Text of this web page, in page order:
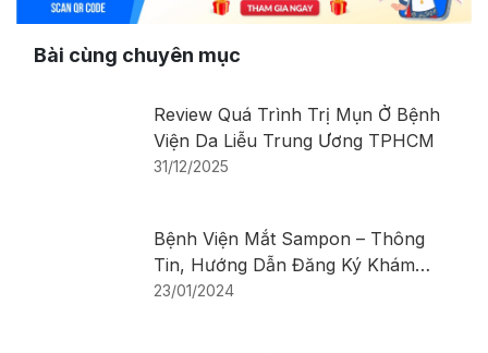
Bài cùng chuyên mục
Review Quá Trình Trị Mụn Ở Bệnh
Viện Da Liễu Trung Ương TPHCM
31/12/2025
Bệnh Viện Mắt Sampon – Thông
Tin, Hướng Dẫn Đăng Ký Khám
Bệnh
23/01/2024